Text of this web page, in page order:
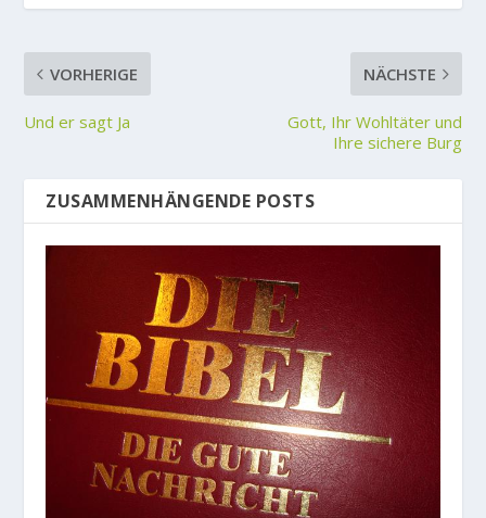
VORHERIGE
Und er sagt Ja
NÄCHSTE
Gott, Ihr Wohltäter und
Ihre sichere Burg
ZUSAMMENHÄNGENDE POSTS